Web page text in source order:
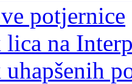
potjernice
lica na
uhapšenih